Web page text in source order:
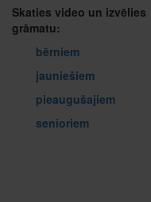
Skaties video un izvēlies
grāmatu:
bērniem
jauniešiem
pieaugušajiem
senioriem